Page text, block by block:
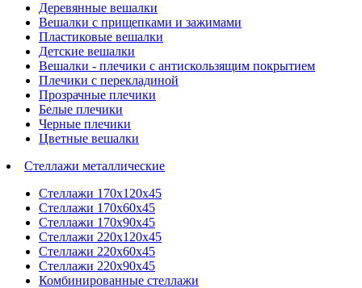
Деревянные вешалки
Вешалки с прищепками и зажимами
Пластиковые вешалки
Детские вешалки
Вешалки - плечики с антискользящим покрытием
Плечики с перекладиной
Прозрачные плечики
Белые плечики
Черные плечики
Цветные вешалки
Стеллажи металлические
Стеллажи 170х120х45
Стеллажи 170х60х45
Стеллажи 170х90х45
Стеллажи 220х120х45
Стеллажи 220х60х45
Стеллажи 220х90х45
Комбинированные стеллажи